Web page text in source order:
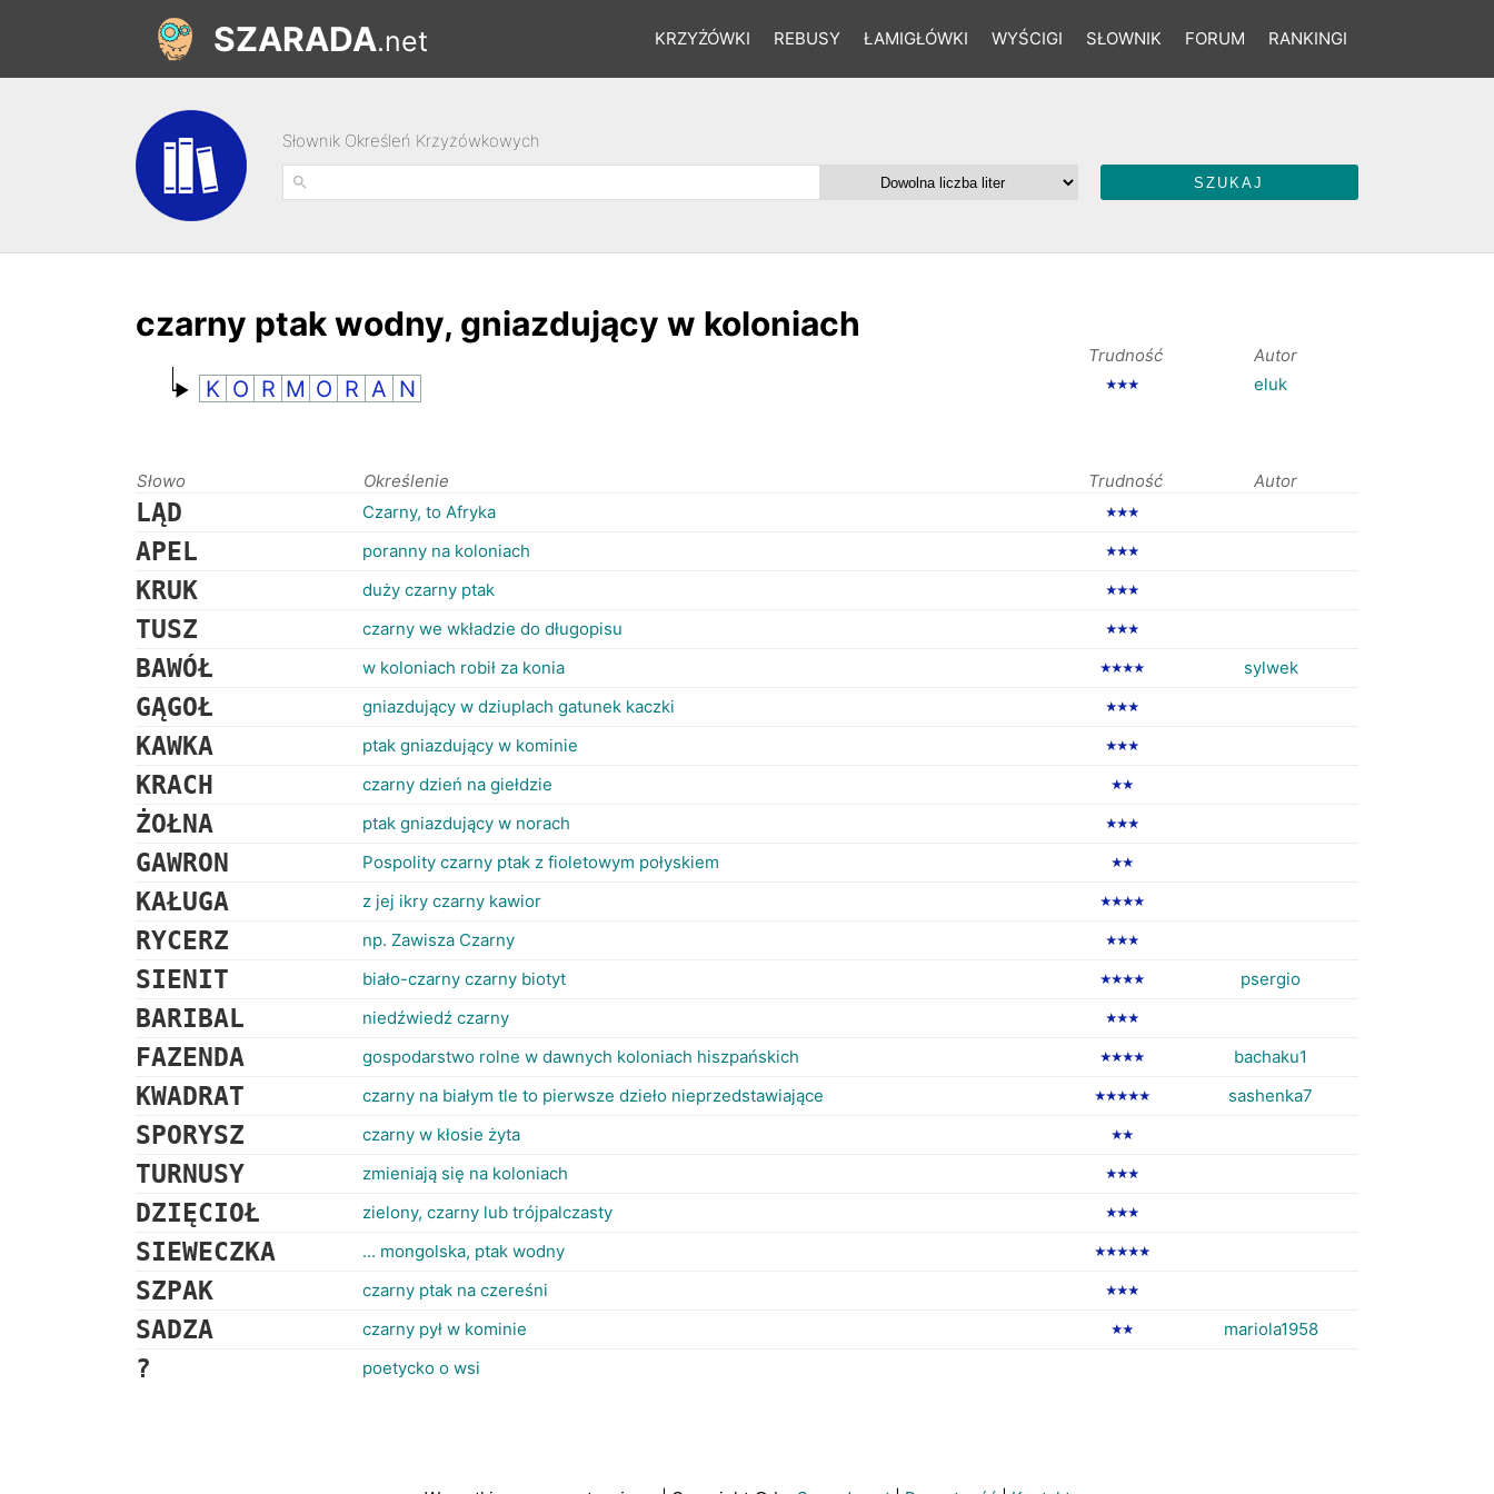
KRZYŻÓWKI REBUSY ŁAMIGŁÓWKI WYŚCIGI SŁOWNIK FORUM RANKINGI
SZARADA.net
Słownik Określeń Krzyżówkowych
czarny ptak wodny, gniazdujący w koloniach
Trudność Autor
K O R M O R A N ★★★ eluk
Słowo Określenie Trudność Autor
LĄD Czarny, to Afryka ★★★
APEL poranny na koloniach ★★★
KRUK duży czarny ptak ★★★
TUSZ czarny we wkładzie do długopisu ★★★
BAWÓŁ w koloniach robił za konia ★★★★ sylwek
GĄGOŁ gniazdujący w dziuplach gatunek kaczki ★★★
KAWKA ptak gniazdujący w kominie ★★★
KRACH czarny dzień na giełdzie ★★
ŻOŁNA ptak gniazdujący w norach ★★★
GAWRON Pospolity czarny ptak z fioletowym połyskiem ★★
KAŁUGA z jej ikry czarny kawior ★★★★
RYCERZ np. Zawisza Czarny ★★★
SIENIT biało-czarny czarny biotyt ★★★★ psergio
BARIBAL niedźwiedź czarny ★★★
FAZENDA gospodarstwo rolne w dawnych koloniach hiszpańskich ★★★★ bachaku1
KWADRAT czarny na białym tle to pierwsze dzieło nieprzedstawiające ★★★★★ sashenka7
SPORYSZ czarny w kłosie żyta ★★
TURNUSY zmieniają się na koloniach ★★★
DZIĘCIOŁ zielony, czarny lub trójpalczasty ★★★
SIEWECZKA ... mongolska, ptak wodny ★★★★★
SZPAK czarny ptak na czereśni ★★★
SADZA czarny pył w kominie ★★ mariola1958
? poetycko o wsi